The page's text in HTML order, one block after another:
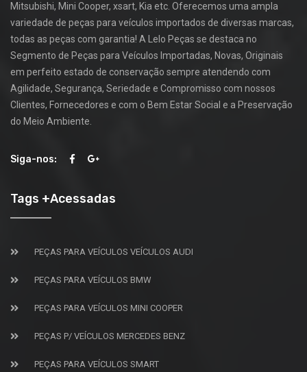
Mitsubishi, Mini Cooper, xsart, Kia etc. Oferecemos uma ampla
variedade de peças para veículos importados de diversas marcas,
todas as peças com garantia! A Lelo Peças se destaca no
Segmento de Peças para Veículos Importadas, Novas, Originais
em perfeito estado de conservação sempre atendendo com
Agilidade, Segurança, Seriedade e Compromisso com nossos
Clientes, Fornecedores e com o Bem Estar Social e a Preservação
do Meio Ambiente.
Siga-nos:
Tags +Acessadas
PEÇAS PARA VEÍCULOS VEÍCULOS AUDI
PEÇAS PARA VEÍCULOS BMW
PEÇAS PARA VEÍCULOS MINI COOPER
PEÇAS P/ VEÍCULOS MERCEDES BENZ
PEÇAS PARA VEÍCULOS SMART